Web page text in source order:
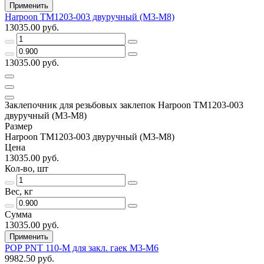
Применить
Harpoon ТМ1203-003 двуручный (М3-M8)
13035.00 руб.
13035.00 руб.
Заклепочник для резьбовых заклепок Harpoon ТМ1203-003
двуручный (М3-M8)
Размер
Harpoon ТМ1203-003 двуручный (М3-M8)
Цена
13035.00 руб.
Кол-во, шт
Вес, кг
Сумма
13035.00 руб.
Применить
РОР РNT 110-М для закл. гаек М3-М6
9982.50 руб.